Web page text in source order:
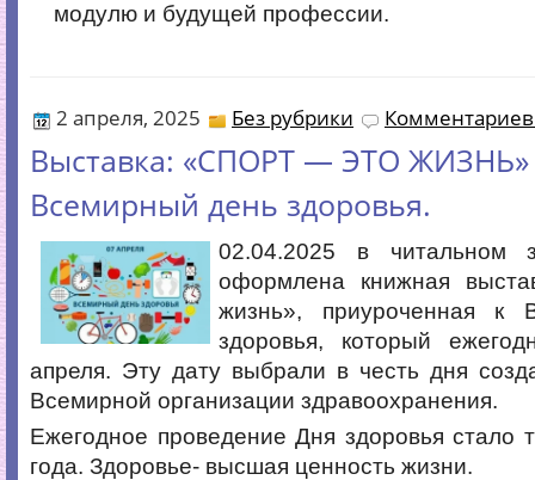
модулю и будущей профессии.
2 апреля, 2025 Без рубрики Комментариев
Выставка: «СПОРТ — ЭТО
Всемирный день здоровья.
02.04.2025 в читальном
оформлена книжная
жизнь», приуроченная к
здоровья, который
апреля. Эту дату выбрали в честь дня
Всемирной организации здравоохранения.
Ежегодное проведение Дня здоровья стало
года. Здоровье- высшая ценность жизни.